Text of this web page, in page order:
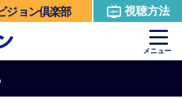
ジョン倶楽部 視聴方法
メニュー